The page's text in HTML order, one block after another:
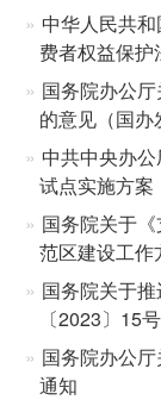
中华人民共
费者权益保护
国务院办公
的意见（国办
中共中央办
试点实施方案
国务院关于
范区建设工作
国务院关于
〔2023〕15号
国务院办公
通知